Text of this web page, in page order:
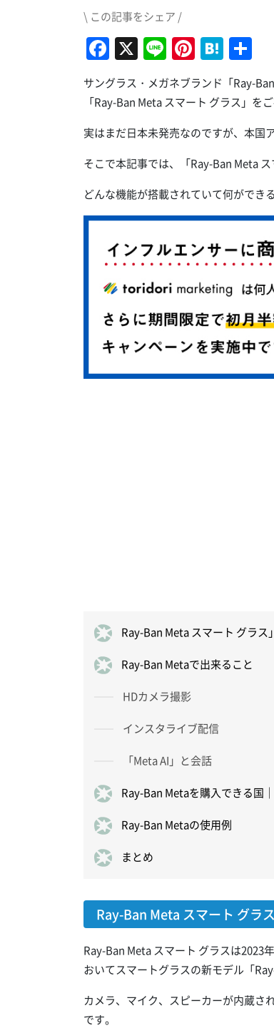
\ この記事をシェア /
Facebook
X Line
有
サングラス・メガネブランド「Ray-
「Ray-Ban Meta スマート グラス」を
実はまだ日本未発売なのですが、本国
そこで本記事では、「Ray-Ban Meta
どんな機能が搭載されていて何ができ
Ray-Ban Meta スマート グラス
Ray-Ban Metaで出来ること
HDカメラ撮影
インスタライブ配信
「Meta AI」と会話
Ray-Ban Metaを購入できる国
Ray-Ban Metaの使用例
まとめ
Ray-Ban Meta スマート グラ
Ray-Ban Meta スマート グラスは2023
おいてスマートグラスの新モデル「
カメラ、マイク、スピーカーが内蔵さ
です。